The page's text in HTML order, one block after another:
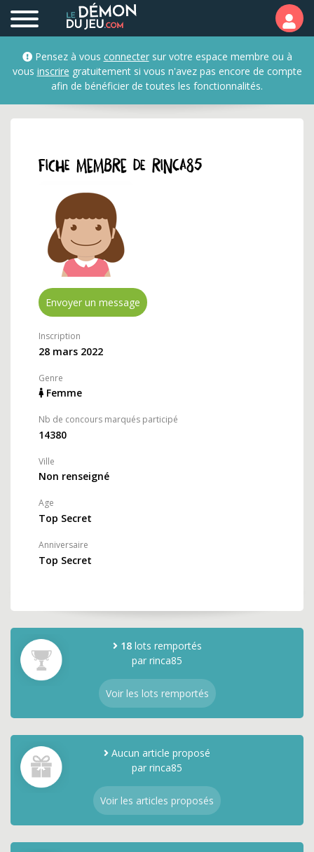
Profil et fiche membre
Pensez à vous connectersur votre espace membre ou à
vous inscrire gratuitement si vous n'avez pas encore de compte
afin de bénéficier de toutes les fonctionnalités.
Fiche membre de rinca85
Envoyer un message
Inscription
28 mars 2022
Genre
Femme
Nb de concours marqués participé
14380
Ville
Non renseigné
Age
Top Secret
Anniversaire
Top Secret
18lots remportés
par rinca85
Voir les lots remportés
Aucun article proposé
par rinca85
Voir les articles proposés